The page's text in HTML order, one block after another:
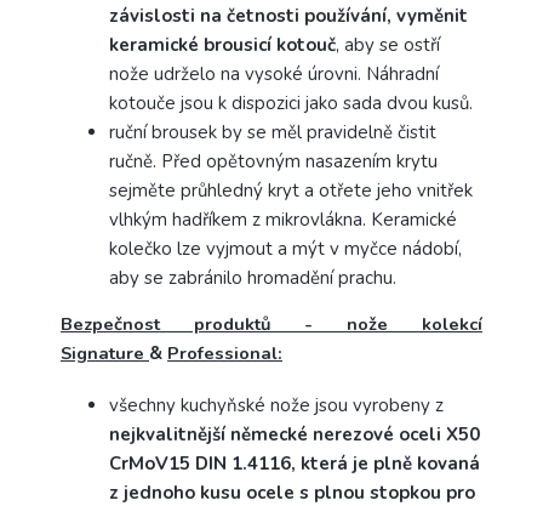
závislosti na četnosti používání, vyměnit
keramické brousicí kotouč, aby se ostří
nože udrželo na vysoké úrovni. Náhradní
kotouče jsou k dispozici jako sada dvou kusů.
ruční brousek by se měl pravidelně čistit
ručně. Před opětovným nasazením krytu
sejměte průhledný kryt a otřete jeho vnitřek
vlhkým hadříkem z mikrovlákna. Keramické
kolečko lze vyjmout a mýt v myčce nádobí,
aby se zabránilo hromadění prachu.
Bezpečnost produktů - nože kolekcí
Signature & Professional:
všechny kuchyňské nože jsou vyrobeny z
nejkvalitnější německé nerezové oceli X50
CrMoV15 DIN 1.4116, která je plně kovaná
z jednoho kusu ocele s plnou stopkou pro